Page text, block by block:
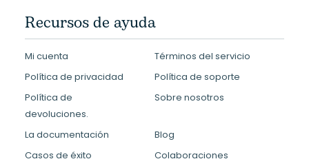
Recursos de ayuda
Mi cuenta
Términos del servicio
Política de privacidad
Política de soporte
Política de
devoluciones.
Sobre nosotros
La documentación
Blog
Casos de éxito
Colaboraciones